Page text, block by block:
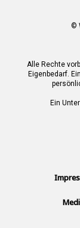
©
Alle Rechte
Eigenbedarf.
Ein